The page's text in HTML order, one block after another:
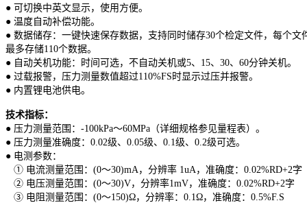
● 可切换中英文显示，使用方便。
● 温度自动补偿功能。
● 数据储存：一键快速保存数据，支持同时储存30个检定文件，每个文
最多存储110个数据。
● 自动关机功能：时间可选，不自动关机或5、15、30、60分钟关机。
● 过载报警，压力测量数值超过110%FS时显示过压并报警。
● 内置锂电池供电。
技术指标：
● 压力测量范围：-100kPa～60MPa（详细规格参见量程表）。
● 压力测量准确度：0.02级、0.05级、0.1级、0.2级可选。
● 电测参数：
① 电流测量范围：(0～30)mA，分辨率 1uA，准确度：0.02%RD+2字
② 电压测量范围：(0～30)V，分辨率1mV，准确度：0.02%RD+2字
③ 电阻测量范围：(0～150)Ω，分辨率：0.1Ω，准确度：0.5%F.S